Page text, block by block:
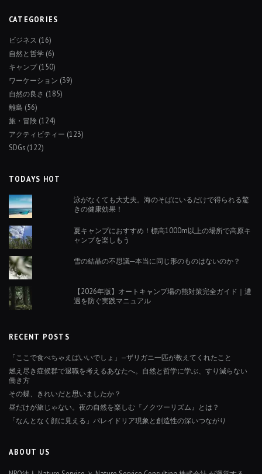
CATEGORIES
ビジネス (16)
自然と哲学 (6)
キャンプ(150)
ワーケーション (39)
自然の良さ (185)
離島 (56)
旅・冒険 (124)
アクティビティー (123)
SDGs (122)
TODAYS HOT
泳がなくても大丈夫。海のそばにいるだけで得られる驚
きの健康効果！
夏キャンプにおすすめ！標高1000m以上の場所で高原キ
ャンプを楽しもう
雪の結晶の不思議─本当に同じ形のものはないのか？
【2026年版】オートキャンプ場の熊対策完全ガイド｜遭
遇を防ぐ実践マニュアル
RECENT POSTS
「ここで食べちゃえばいいでしょ」—ザリガニ一匹が教えてくれたこと
燃え尽き症候群で退職を考えるあなたへ。自然と哲学に学ぶ、すり減らない
働き方
その蝶、きれいだと思いましたか？
昼だけが旅じゃない。夜の自然を楽しむ『ノクツーリズム』とは？
「なんとなく顔に見える」パレイドリア現象と創造性の深いつながり
ABOUT US